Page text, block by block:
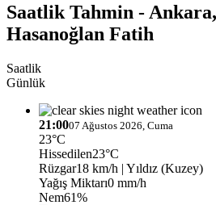
Saatlik Tahmin -
Hasanoğlan Fatih
Saatlik
Günlük
21:0007 Ağustos 2026, Cuma
23°C
Hissedilen23°C
Rüzgar18 km/h | Yıldız (Kuzey)
Yağış Miktarı0 mm/h
Nem61%